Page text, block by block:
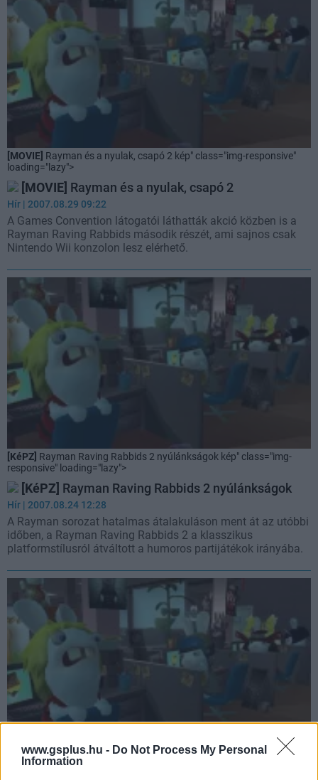
www.gsplus.hu - Do Not Process My Personal
Information
[MOVIE] Rayman és a nyulak, csapó 2 kép" class="img-responsive"
loading="lazy">
[MOVIE] Rayman és a nyulak, csapó 2
Hír | 2007.08.29 09:22
A Games Convention látogatói láthatták akció közben is a
Rayman Raving Rabbids második részét, ami sajnos csak
Nintendo Wii konzolon lesz elérhető.
[KéPZ] Rayman Raving Rabbids 2 nyúlánkságok kép" class="img-
responsive" loading="lazy">
[KéPZ] Rayman Raving Rabbids 2 nyúlánkságok
Hír | 2007.08.24 12:28
A Rayman sorozat hatalmas átalakuláson ment át az utóbbi
időben, a Rayman Raving Rabbids 2 a klasszikus
platformstílusról átváltott a humoros partijátékok irányába.
[PODCAST]Rayman Raving Rabbids 2 kép" class="img-responsive"
loading="lazy">